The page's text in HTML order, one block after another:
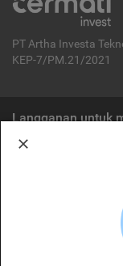
PT Artha Investa
KEP-7/PM.21/2021
Langganan untuk
Cermati merupakan
OJK. Oleh karena itu,
ditawarkan bukan
diterbitkan oleh